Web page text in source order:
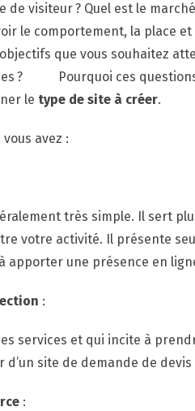
de visiteur ? Quel est le
le comportement, la place
que vous souhaitez
? Pourquoi ces questions
le type de site à créer.
avez :
très simple. Il sert
votre activité. Il présente
apporter une présence en
:
services et qui incite à
d’un site de demande de
: